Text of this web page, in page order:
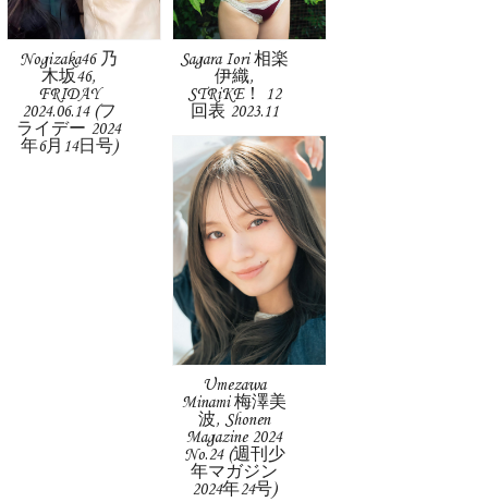
Nogizaka46 乃
木坂46,
FRIDAY
2024.06.14 (フ
ライデー 2024
年6月14日号)
Sagara Iori 相楽
伊織,
STRiKE！ 12
回表 2023.11
Umezawa
Minami 梅澤美
波, Shonen
Magazine 2024
No.24 (週刊少
年マガジン
2024年24号)